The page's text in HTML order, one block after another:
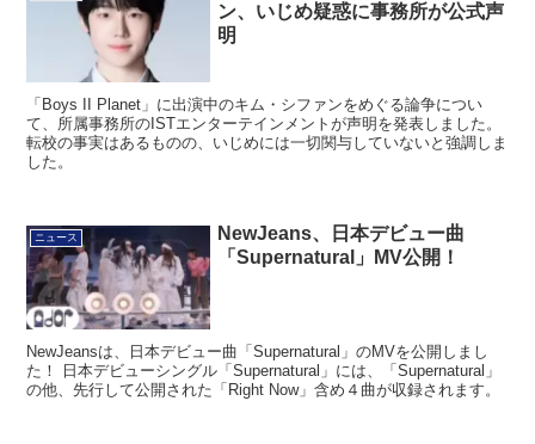
ン、いじめ疑惑に事務所が公式声
明
「Boys II Planet」に出演中のキム・シファンをめぐる論争につい
て、所属事務所のISTエンターテインメントが声明を発表しました。
転校の事実はあるものの、いじめには一切関与していないと強調しま
した。
ニュース
NewJeans、日本デビュー曲
「Supernatural」MV公開！
NewJeansは、日本デビュー曲「Supernatural」のMVを公開しまし
た！ 日本デビューシングル「Supernatural」には、「Supernatural」
の他、先行して公開された「Right Now」含め４曲が収録されます。